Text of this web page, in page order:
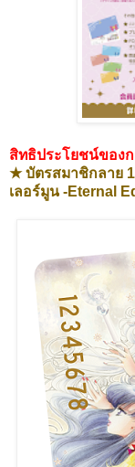
สิทธิประโยชน์ของ
★ บัตรสมาชิกลาย
เลอร์มูน -Eternal